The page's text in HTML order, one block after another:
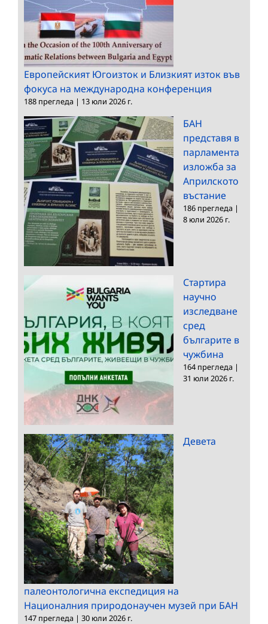
Европейският Югоизток и Близкият изток във
фокуса на международна конференция
188 прегледа | 13 юли 2026 г.
БАН
представя в
парламента
изложба за
Априлското
въстание
186 прегледа |
8 юли 2026 г.
Стартира
научно
изследване
сред
българите в
чужбина
164 прегледа |
31 юли 2026 г.
Девета
палеонтологична експедиция на
Националния природонаучен музей при БАН
147 прегледа | 30 юли 2026 г.